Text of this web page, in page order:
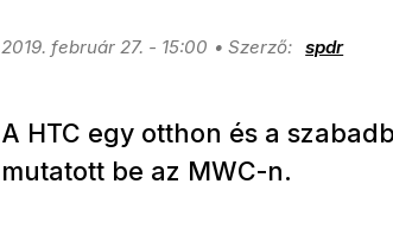
2019. február 27. - 15:00 spdr
A HTC egy otthon és a
mutatott be az MWC-n.